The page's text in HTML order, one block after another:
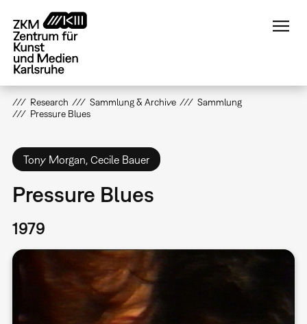
zum
Inhalt
Research Sammlung & Archive
Sammlung
Pressure Blues
Tony Morgan, Cecile Bauer
Pressure Blues
1979